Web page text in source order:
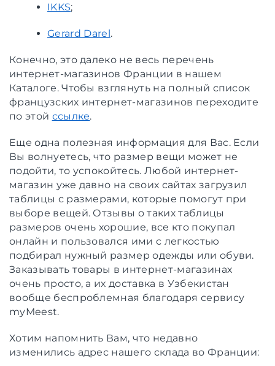
IKKS;
Gerard Darel.
Конечно, это далеко не весь перечень
интернет-магазинов Франции в нашем
Каталоге. Чтобы взглянуть на полный список
французских интернет-магазинов переходите
по этой ссылке.
Еще одна полезная информация для Вас. Если
Вы волнуетесь, что размер вещи может не
подойти, то успокойтесь. Любой интернет-
магазин уже давно на своих сайтах загрузил
таблицы с размерами, которые помогут при
выборе вещей. Отзывы о таких таблицы
размеров очень хорошие, все кто покупал
онлайн и пользовался ими с легкостью
подбирал нужный размер одежды или обуви.
Заказывать товары в интернет-магазинах
очень просто, а их доставка в Узбекистан
вообще беспроблемная благодаря сервису
myMeest.
Хотим напомнить Вам, что недавно
изменились адрес нашего склада во Франции: